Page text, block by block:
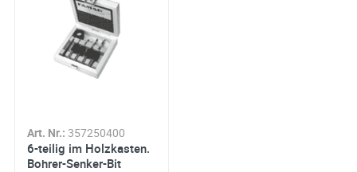
Art. Nr.: 357250400
6-teilig im Holzkasten.
Bohrer-Senker-Bit